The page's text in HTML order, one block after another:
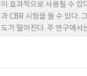
효과적으로 사용될 수 있
CBR 시험을 들 수 있다.
가 떨어진다. 주 연구에
수직지반 반력계수 k